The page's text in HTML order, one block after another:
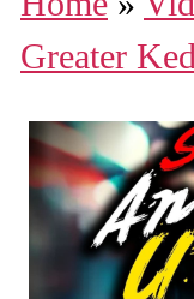
Greater